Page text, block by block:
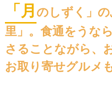
「月 のしずく」
里」。食通をうな
さることながら、
お取り寄せグルメ